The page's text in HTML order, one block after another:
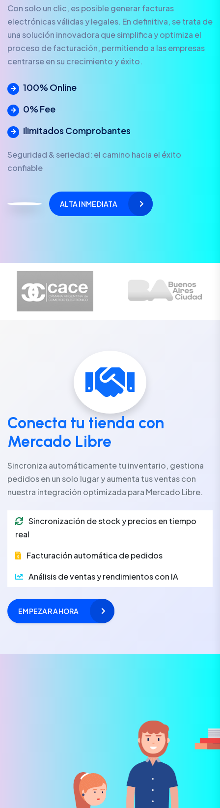
Con solo un clic, es posible generar facturas
electrónicas válidas y legales. En definitiva, se trata de
una solución innovadora que simplifica y optimiza el
proceso de facturación, permitiendo a las empresas
centrarse en su crecimiento y éxito.
100% Online
0% Fee
Ilimitados Comprobantes
Seguridad & seriedad: el camino hacia el éxito
confiable
ALTA INMEDIATA
Conecta tu tienda con
Mercado Libre
Sincroniza automáticamente tu inventario, gestiona
pedidos en un solo lugar y aumenta tus ventas con
nuestra integración optimizada para Mercado Libre.
Sincronización de stock y precios en tiempo
real
Facturación automática de pedidos
Análisis de ventas y rendimientos con IA
EMPEZAR AHORA